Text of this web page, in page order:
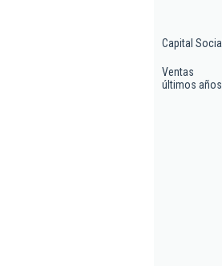
Capital Social
Ventas
últimos años